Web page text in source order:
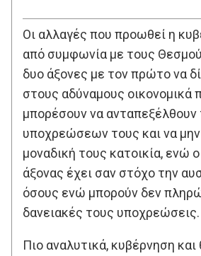
Οι αλλαγές που προωθεί η
από συμφωνία με τους
δυο άξονες με τον πρώτο να
στους αδύναμους οικονομικά
μπορέσουν να
υποχρεώσεων τους και να
μοναδική τους κατοικία, ενώ
άξονας έχει σαν στόχο την
όσους ενώ μπορούν δεν
δανειακές τους υποχρεώσεις.
Πιο αναλυτικά, κυβέρνηση και